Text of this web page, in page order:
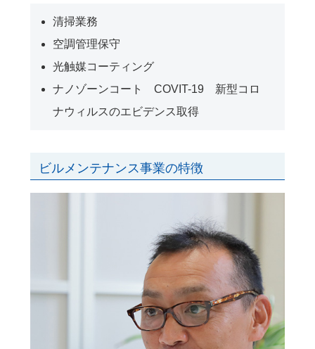
清掃業務
空調管理保守
光触媒コーティング
ナノゾーンコート COVIT-19 新型コロ
ナウィルスのエビデンス取得
ビルメンテナンス事業の特徴